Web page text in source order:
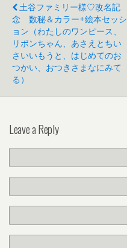
土谷ファミリー様♡改名記
念 数秘＆カラー+絵本セッシ
ョン（わたしのワンピース、
リボンちゃん、あさえとちい
さいいもうと、はじめてのお
つかい、おつきさまなにみて
る）
Leave a Reply